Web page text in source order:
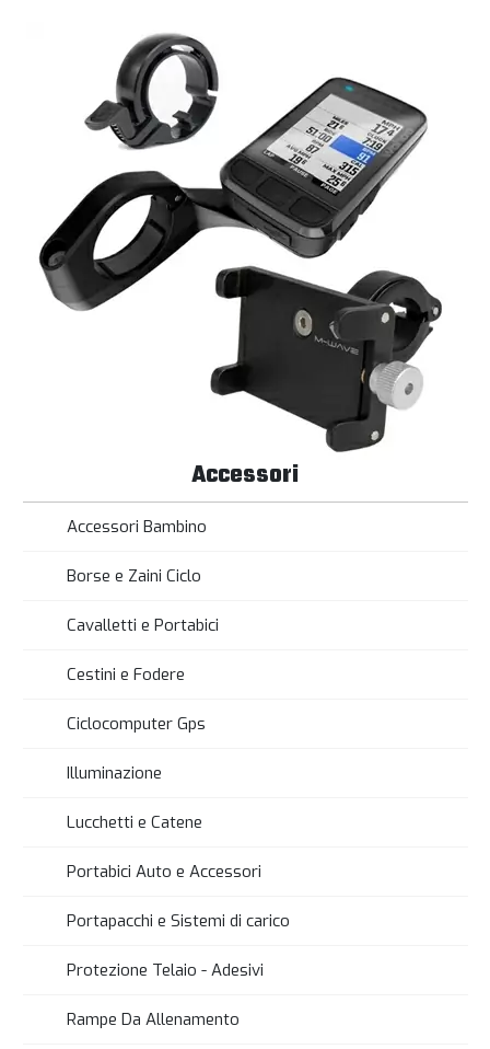
Accessori
Accessori Bambino
Borse e Zaini Ciclo
Cavalletti e Portabici
Cestini e Fodere
Ciclocomputer Gps
Illuminazione
Lucchetti e Catene
Portabici Auto e Accessori
Portapacchi e Sistemi di carico
Protezione Telaio - Adesivi
Rampe Da Allenamento